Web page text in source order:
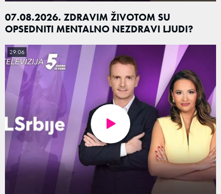
07.08.2026. ZDRAVIM ŽIVOTOM SU
OPSEDNITI MENTALNO NEZDRAVI LJUDI?
29:06